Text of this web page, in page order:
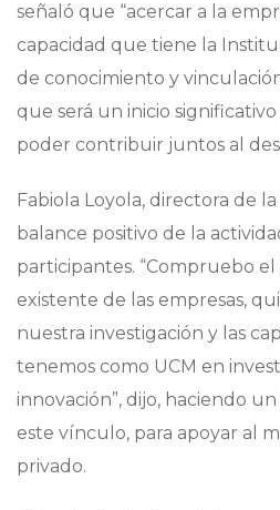
señaló que “acercar a la
capacidad que tiene la
de conocimiento y
que será un inicio
poder contribuir juntos al
Fabiola Loyola, directora de
balance positivo de la
participantes. “Compruebo
existente de las empresas,
nuestra investigación y las
tenemos como UCM en
innovación”, dijo, haciendo
este vínculo, para apoyar al
privado.